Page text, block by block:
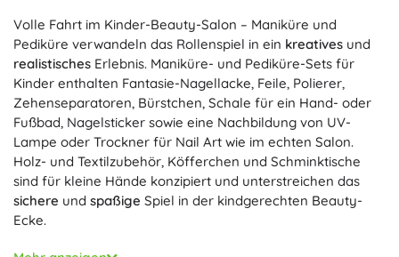
Volle Fahrt im Kinder-Beauty-Salon – Maniküre und
Pediküre verwandeln das Rollenspiel in ein kreatives und
realistisches Erlebnis. Maniküre- und Pediküre-Sets für
Kinder enthalten Fantasie-Nagellacke, Feile, Polierer,
Zehenseparatoren, Bürstchen, Schale für ein Hand- oder
Fußbad, Nagelsticker sowie eine Nachbildung von UV-
Lampe oder Trockner für Nail Art wie im echten Salon.
Holz- und Textilzubehör, Köfferchen und Schminktische
sind für kleine Hände konzipiert und unterstreichen das
sichere und spaßige Spiel in der kindgerechten Beauty-
Ecke.
Kinder-Maniküre und Kinder-Pediküre fördern die